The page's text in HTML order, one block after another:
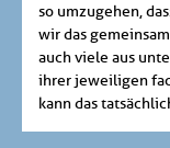
so umzugehen,
wir das
auch viele aus
ihrer jeweiligen
kann das